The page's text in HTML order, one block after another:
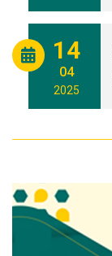
14
04
2025